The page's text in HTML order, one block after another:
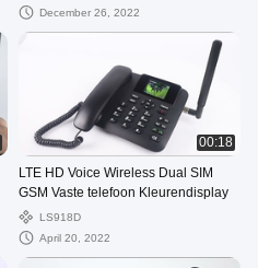
December 26, 2022
00:18
LTE HD Voice Wireless Dual SIM
GSM Vaste telefoon Kleurendisplay
LS918D
April 20, 2022